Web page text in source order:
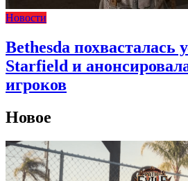
Новости
Bethesda похвасталась
Starfield и
игроков
Новое